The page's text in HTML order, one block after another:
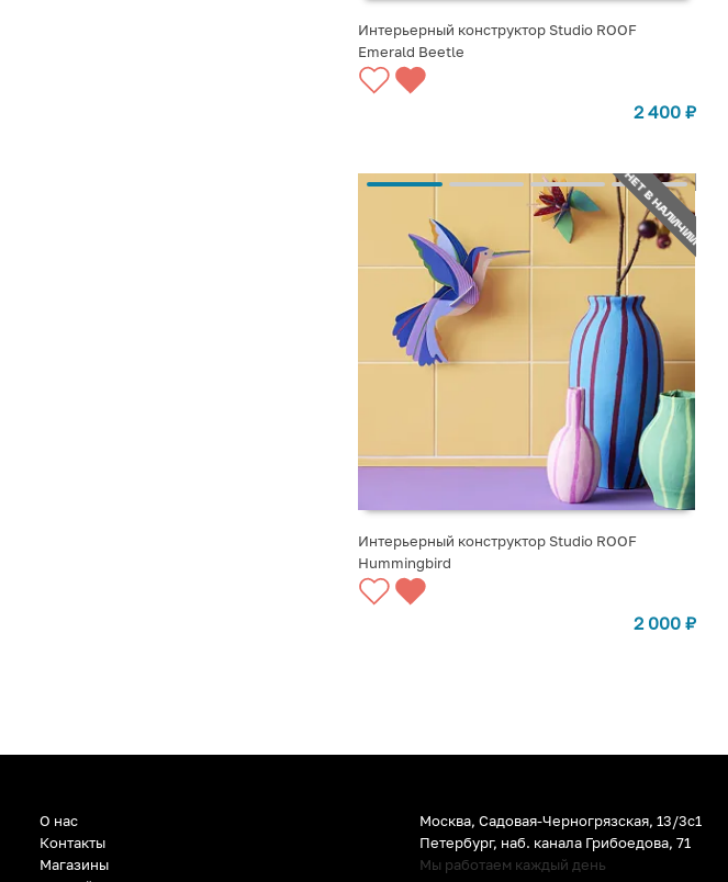
СООБЩИТЬ О ПОСТУПЛЕНИИ
Интерьерный конструктор Studio ROOF
Emerald Beetle
2 400 ₽
НЕТ В НАЛИЧИИ
СООБЩИТЬ О ПОСТУПЛЕНИИ
Интерьерный конструктор Studio ROOF
Hummingbird
2 000 ₽
О нас
Контакты
Магазины
Москва, Садовая-Черногрязская, 13/3c1
Петербург, наб. канала Грибоедова, 71
Мы работаем каждый день